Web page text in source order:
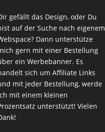
gefällt das Design, oder Du
auf der Suche nach eigenem
Dann unterstütze
gern mit einer Bestellung
ein Werbebanner. Es
sich um Affiliate Links
mit jeder Bestellung, werde
mit einem kleinen
unterstützt! Vielen